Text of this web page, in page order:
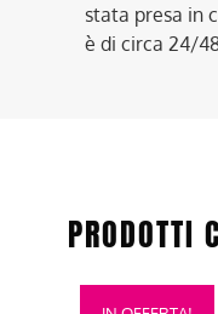
stata presa in
è di circa 24/
PRODOTTI
Questo